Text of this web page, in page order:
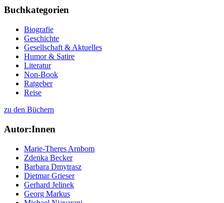
Buchkategorien
Biografie
Geschichte
Gesellschaft & Aktuelles
Humor & Satire
Literatur
Non-Book
Ratgeber
Reise
zu den Büchern
Autor:Innen
Marie-Theres Arnbom
Zdenka Becker
Barbara Dmytrasz
Dietmar Grieser
Gerhard Jelinek
Georg Markus